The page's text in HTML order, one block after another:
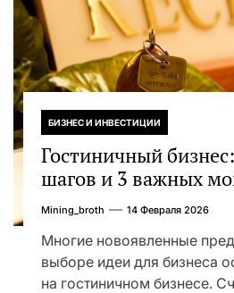
БИЗНЕС И ИНВЕСТИЦИИ
Гостиничный
шагов и 3 важных
организации и
гостиничного бизнеса
Mining_broth 14 Февраля 2026
Многие новоявленные
выборе идеи для бизнеса
на гостиничном бизнесе.